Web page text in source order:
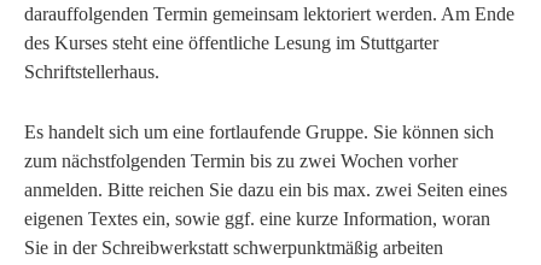
darauffolgenden Termin gemeinsam lektoriert werden. Am Ende
des Kurses steht eine öffentliche Lesung im Stuttgarter
Schriftstellerhaus.
Es handelt sich um eine fortlaufende Gruppe. Sie können sich
zum nächstfolgenden Termin bis zu zwei Wochen vorher
anmelden. Bitte reichen Sie dazu ein bis max. zwei Seiten eines
eigenen Textes ein, sowie ggf. eine kurze Information, woran
Sie in der Schreibwerkstatt schwerpunktmäßig arbeiten